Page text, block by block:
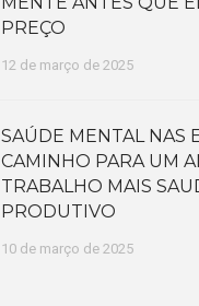
PREÇO
12 de março de 2025
SAÚDE MENTAL NAS
CAMINHO PARA UM
TRABALHO MAIS
PRODUTIVO
10 de março de 2025